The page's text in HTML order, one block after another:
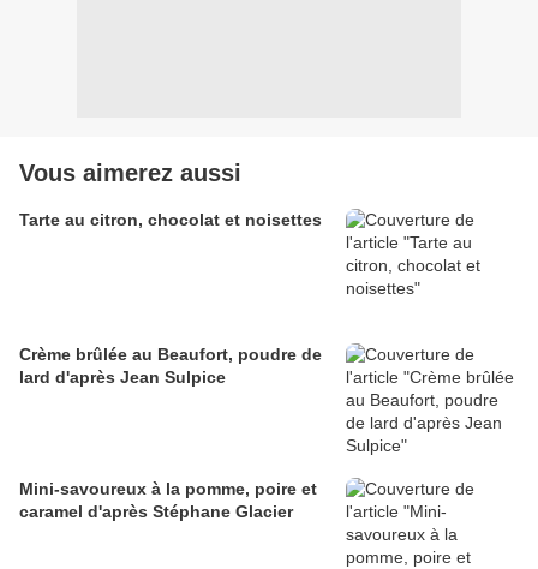
Vous aimerez aussi
Tarte au citron, chocolat et noisettes
Crème brûlée au Beaufort, poudre de
lard d'après Jean Sulpice
Mini-savoureux à la pomme, poire et
caramel d'après Stéphane Glacier